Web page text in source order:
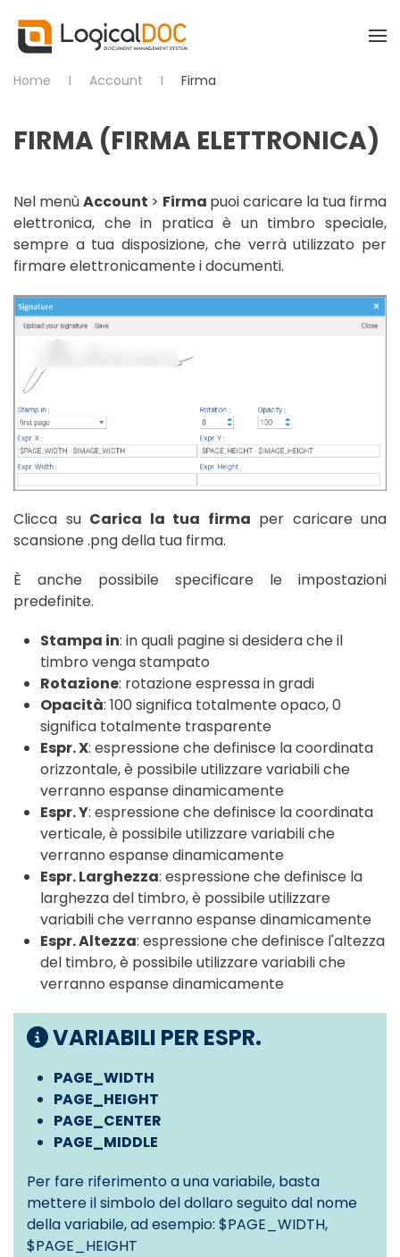
Skip to main content
Home Account Firma
FIRMA (FIRMA ELETTRONICA)
Nel menùAccount > Firma puoi caricare la tua firma
elettronica, che in pratica è un timbro speciale,
sempre a tua disposizione, che verrà utilizzato per
firmare elettronicamente i documenti.
Clicca su Carica la tua firma per caricare una
scansione .png della tua firma.
È anche possibile specificare le impostazioni
predefinite.
Stampa in: in quali pagine si desidera che il
timbro venga stampato
Rotazione: rotazione espressa in gradi
Opacità: 100 significa totalmente opaco, 0
significa totalmente trasparente
Espr. X: espressione che definisce la coordinata
orizzontale, è possibile utilizzare variabili che
verranno espanse dinamicamente
Espr. Y: espressione che definisce la coordinata
verticale, è possibile utilizzare variabili che
verranno espanse dinamicamente
Espr. Larghezza: espressione che definisce la
larghezza del timbro, è possibile utilizzare
variabili che verranno espanse dinamicamente
Espr. Altezza: espressione che definisce l'altezza
del timbro, è possibile utilizzare variabili che
verranno espanse dinamicamente
VARIABILI PER ESPR.
PAGE_WIDTH
PAGE_HEIGHT
PAGE_CENTER
PAGE_MIDDLE
Per fare riferimento a una variabile, basta
mettere il simbolo del dollaro seguito dal nome
della variabile, ad esempio: $PAGE_WIDTH,
$PAGE_HEIGHT